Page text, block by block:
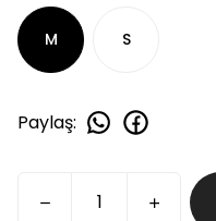
M S
Paylaş: